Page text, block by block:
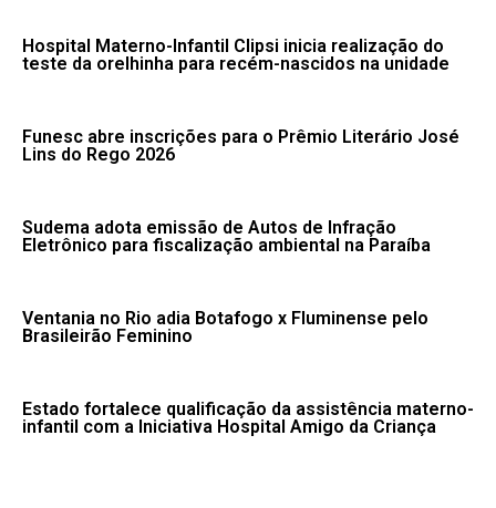
Hospital Materno-Infantil Clipsi inicia realização do
teste da orelhinha para recém-nascidos na unidade
Funesc abre inscrições para o Prêmio Literário José
Lins do Rego 2026
Sudema adota emissão de Autos de Infração
Eletrônico para fiscalização ambiental na Paraíba
Ventania no Rio adia Botafogo x Fluminense pelo
Brasileirão Feminino
Estado fortalece qualificação da assistência materno-
infantil com a Iniciativa Hospital Amigo da Criança